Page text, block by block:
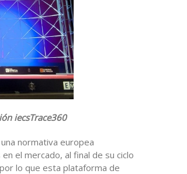
iecsTrace360
normativa europea
el mercado, al final de su ciclo
lo que esta plataforma de